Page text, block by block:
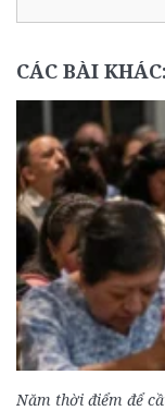
CÁC BÀI KHÁC:
Năm thời điểm để